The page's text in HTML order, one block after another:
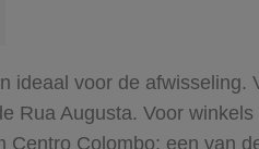
ideaal voor de
Rua Augusta. Voor
Colombo: een van